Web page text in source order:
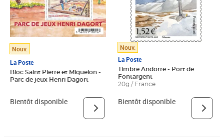
Nouv.
La Poste
Bloc Saint Pierre et Miquelon -
Parc de jeux Henri Dagort
Bientôt disponible
Nouv.
La Poste
Timbre Andorre - Port de
Fontargent
20g / France
Bientôt disponible